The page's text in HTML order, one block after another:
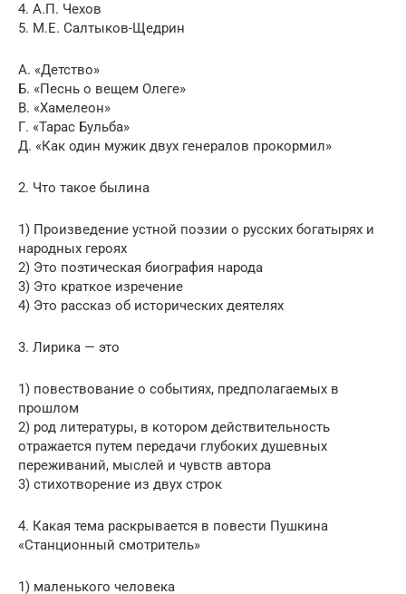
4. А.П. Чехов
5. М.Е. Салтыков-Щедрин
А. «Детство»
Б. «Песнь о вещем Олеге»
В. «Хамелеон»
Г. «Тарас Бульба»
Д. «Как один мужик двух генералов прокормил»
2. Что такое былина
1) Произведение устной поэзии о русских богатырях и
народных героях
2) Это поэтическая биография народа
3) Это краткое изречение
4) Это рассказ об исторических деятелях
3. Лирика — это
1) повествование о событиях, предполагаемых в
прошлом
2) род литературы, в котором действительность
отражается путем передачи глубоких душевных
переживаний, мыслей и чувств автора
3) стихотворение из двух строк
4. Какая тема раскрывается в повести Пушкина
«Станционный смотритель»
1) маленького человека